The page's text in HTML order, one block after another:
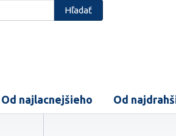
Hľadať
Od najlacnejšieho Od